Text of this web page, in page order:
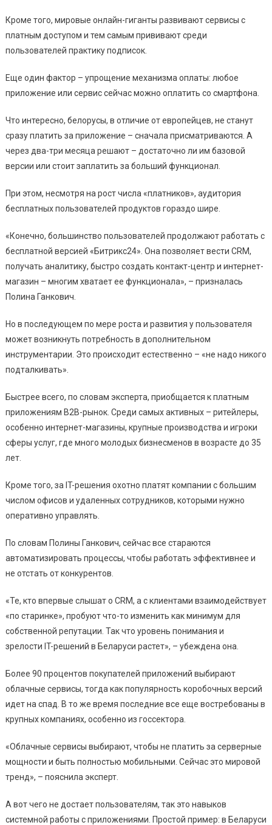
Кроме того, мировые онлайн-гиганты развивают сервисы с
платным доступом и тем самым прививают среди
пользователей практику подписок.
Еще один фактор – упрощение механизма оплаты: любое
приложение или сервис сейчас можно оплатить со смартфона.
Что интересно, белорусы, в отличие от европейцев, не станут
сразу платить за приложение – сначала присматриваются. А
через два-три месяца решают – достаточно ли им базовой
версии или стоит заплатить за больший функционал.
При этом, несмотря на рост числа «платников», аудитория
бесплатных пользователей продуктов гораздо шире.
«Конечно, большинство пользователей продолжают работать с
бесплатной версией «Битрикс24». Она позволяет вести CRM,
получать аналитику, быстро создать контакт-центр и интернет-
магазин – многим хватает ее функционала», – призналась
Полина Ганкович.
Но в последующем по мере роста и развития у пользователя
может возникнуть потребность в дополнительном
инструментарии. Это происходит естественно – «не надо никого
подталкивать».
Быстрее всего, по словам эксперта, приобщается к платным
приложениям B2B-рынок. Среди самых активных – ритейлеры,
особенно интернет-магазины, крупные производства и игроки
сферы услуг, где много молодых бизнесменов в возрасте до 35
лет.
Кроме того, за IT-решения охотно платят компании с большим
числом офисов и удаленных сотрудников, которыми нужно
оперативно управлять.
По словам Полины Ганкович, сейчас все стараются
автоматизировать процессы, чтобы работать эффективнее и
не отстать от конкурентов.
«Те, кто впервые слышат о CRM, а с клиентами взаимодействует
«по старинке», пробуют что-то изменить как минимум для
собственной репутации. Так что уровень понимания и
зрелости IT-решений в Беларуси растет», – убеждена она.
Более 90 процентов покупателей приложений выбирают
облачные сервисы, тогда как популярность коробочных версий
идет на спад. В то же время последние все еще востребованы в
крупных компаниях, особенно из госсектора.
«Облачные сервисы выбирают, чтобы не платить за серверные
мощности и быть полностью мобильными. Сейчас это мировой
тренд», – пояснила эксперт.
А вот чего не достает пользователям, так это навыков
системной работы с приложениями. Простой пример: в Беларуси